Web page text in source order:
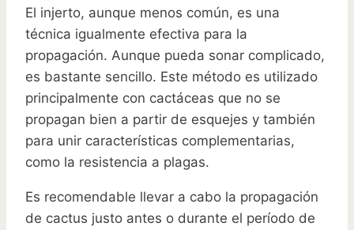
El injerto, aunque menos común, es una
técnica igualmente efectiva para la
propagación. Aunque pueda sonar complicado,
es bastante sencillo. Este método es utilizado
principalmente con cactáceas que no se
propagan bien a partir de esquejes y también
para unir características complementarias,
como la resistencia a plagas.
Es recomendable llevar a cabo la propagación
de cactus justo antes o durante el período de